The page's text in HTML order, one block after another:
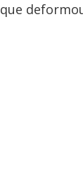
que